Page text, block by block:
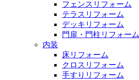
フェンスリフォーム
テラスリフォーム
デッキリフォーム
門扉・門柱リフォーム
内装
床リフォーム
クロスリフォーム
手すりリフォーム